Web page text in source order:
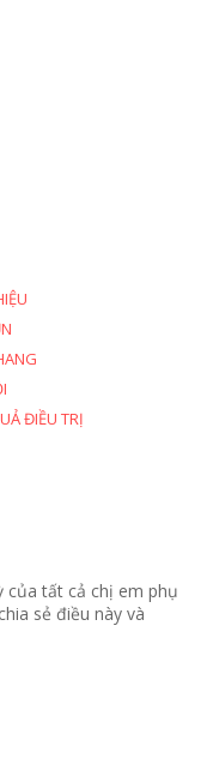
ĐIỀU TRỊ
của tất cả chị em phụ
sẻ điều này và